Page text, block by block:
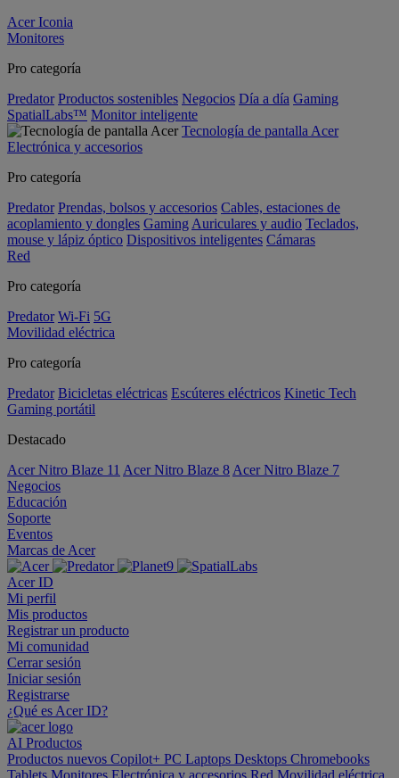
Acer Iconia
Monitores
Pro categoría
Predator Productos sostenibles Negocios Día a día Gaming
SpatialLabs™ Monitor inteligente
Tecnología de pantalla Acer
Electrónica y accesorios
Pro categoría
Predator Prendas, bolsos y accesorios Cables, estaciones de
acoplamiento y dongles Gaming Auriculares y audio Teclados,
mouse y lápiz óptico Dispositivos inteligentes Cámaras
Red
Pro categoría
Predator Wi-Fi 5G
Movilidad eléctrica
Pro categoría
Predator Bicicletas eléctricas Escúteres eléctricos Kinetic Tech
Gaming portátil
Destacado
Acer Nitro Blaze 11 Acer Nitro Blaze 8 Acer Nitro Blaze 7
Negocios
Educación
Soporte
Eventos
Marcas de Acer
Acer ID
Mi perfil
Mis productos
Registrar un producto
Mi comunidad
Cerrar sesión
Iniciar sesión
Registrarse
¿Qué es Acer ID?
AI Productos
Productos nuevos Copilot+ PC Laptops Desktops Chromebooks
Tablets Monitores Electrónica y accesorios Red Movilidad eléctrica